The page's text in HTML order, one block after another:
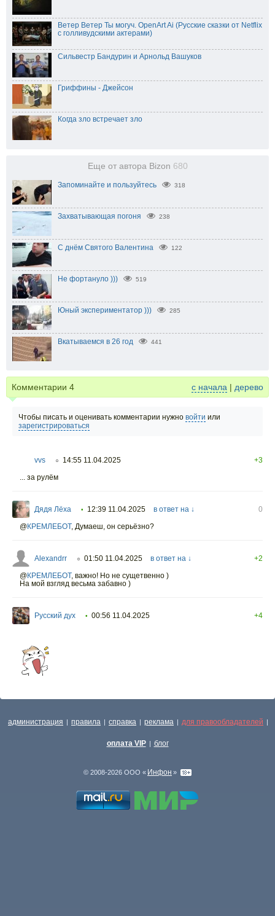
Ветер Ветер Ты могуч. OpenArt Ai (Русские сказки от Netflix
с голливудскими актерами)
Сильвестр Бандурин и Арнольд Вашуков
Гриффины - Джейсон
Когда зло встречает зло
Еще от автора Bizon 680
Запоминайте и пользуйтесь 318
Захватывающая погоня 238
С днём Святого Валентина 122
Не фортануло ))) 519
Юный экспериментатор ))) 285
Вкатываемся в 26 год 441
Комментарии 4 с начала | дерево
Чтобы писать и оценивать комментарии нужно войти или
зарегистрироваться
vvs ○ 14:55 11.04.2025
+3
... за рулём
Дядя Лёха • 12:39 11.04.2025 в ответ на ↓
0
@КРЕМЛЕБОТ, Думаеш, он серьёзно?
Alexandrr ○ 01:50 11.04.2025 в ответ на ↓
+2
@КРЕМЛЕБОТ, важно! Но не сущетвенно )
На мой взгляд весьма забавно )
Русский дух • 00:56 11.04.2025 +4
администрация | правила | справка | реклама | для правообладателей |
оплата VIP | блог
© 2008-2026 ООО « Инфон »